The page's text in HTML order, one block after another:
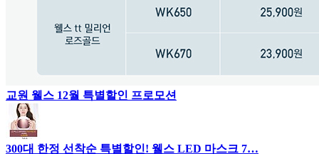
교원 웰스 12월 특별할인 프로모션
300대 한정 선착순 특별할인! 웰스 LED 마스크 7…